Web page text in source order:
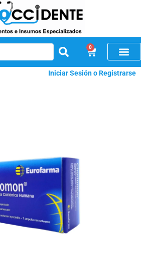
0
Iniciar Sesión o Registrarse